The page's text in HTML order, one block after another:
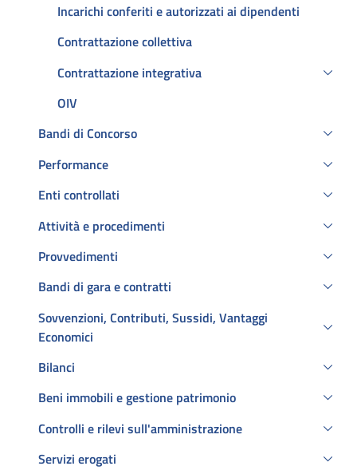
Incarichi conferiti e autorizzati ai dipendenti
Contrattazione collettiva
Contrattazione integrativa
OIV
Bandi di Concorso
Performance
Enti controllati
Attività e procedimenti
Provvedimenti
Bandi di gara e contratti
Sovvenzioni, Contributi, Sussidi, Vantaggi
Economici
Bilanci
Beni immobili e gestione patrimonio
Controlli e rilevi sull'amministrazione
Servizi erogati